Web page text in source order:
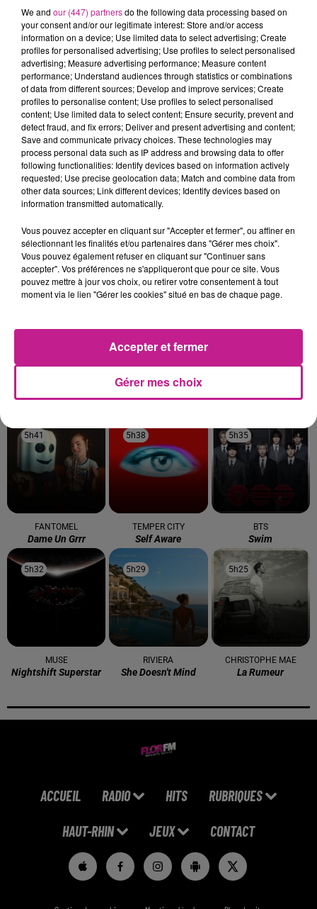
68 NEWS DU 23 JUIN
Retrouvez les 68 news du 23 juin avecTerranimoColmar et
Burnhaupt-le-Haut, votre animalerie dans le Haut-Rhin
TITRES DIFFUSÉS
5h47
5h47
MENTISSA
5h43
5h43
5h41
5h41
FANTOMEL
Dame Un Grrr
5h38
5h38
TEMPER CITY
Self Aware
5h35
5h35
BTS
Swim
5h32
5h32
MUSE
Nightshift Superstar
5h29
5h29
RIVIERA
She Doesn't Mind
5h25
5h25
CHRISTOPHE MAE
La Rumeur
ACCUEIL RADIO HITS RUBRIQUES
HAUT-RHIN JEUX CONTACT
We and our (447) partnersdo the following data processing based on
your consent and/or our legitimate interest: Store and/or access
information on a device; Use limited data to select advertising; Create
profiles for personalised advertising; Use profiles to select personalised
advertising; Measure advertising performance; Measure content
performance; Understand audiences through statistics or combinations
of data from different sources; Develop and improve services; Create
profiles to personalise content; Use profiles to select personalised
content; Use limited data to select content; Ensure security, prevent and
detect fraud, and fix errors; Deliver and present advertising and content;
Save and communicate privacy choices. These technologies may
process personal data such as IP address and browsing data to offer
following functionalities: Identify devices based on information actively
requested; Use precise geolocation data; Match and combine data from
other data sources; Link different devices; Identify devices based on
information transmitted automatically.
Vous pouvez accepter en cliquant sur "Accepter et fermer", ou affiner en
sélectionnant les finalités et/ou partenaires dans "Gérer mes choix".
Vous pouvez également refuser en cliquant sur "Continuer sans
accepter". Vos préférences ne s'appliqueront que pour ce site. Vous
pouvez mettre à jour vos choix, ou retirer votre consentement à tout
moment via le lien "Gérer les cookies" situé en bas de chaque page.
Gérer mes choix
Accepter et fermer